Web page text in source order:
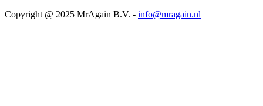
Copyright @ 2025 MrAgain B.V. - info@mragain.nl